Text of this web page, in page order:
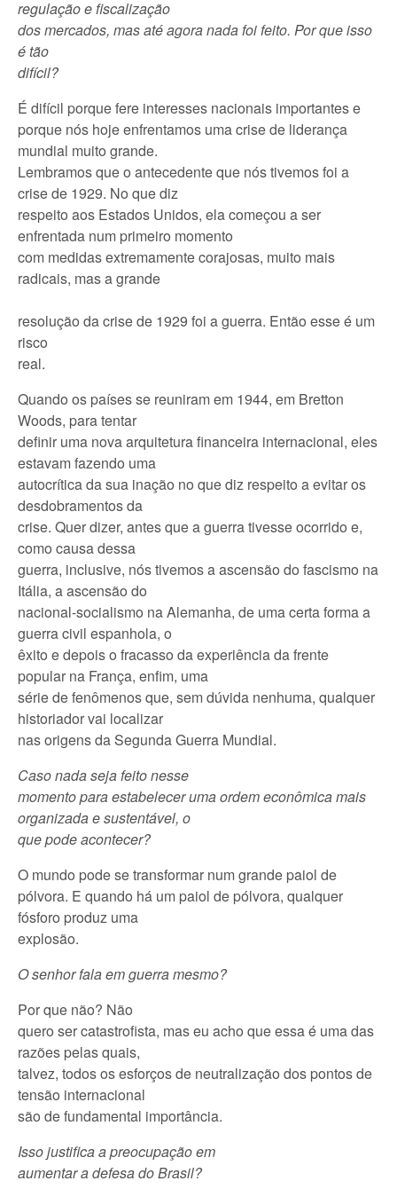
regulação e fiscalização
dos mercados, mas até agora nada foi feito. Por que isso
é tão
difícil?
É difícil porque fere interesses nacionais importantes e
porque nós hoje enfrentamos uma crise de liderança
mundial muito grande.
Lembramos que o antecedente que nós tivemos foi a
crise de 1929. No que diz
respeito aos Estados Unidos, ela começou a ser
enfrentada num primeiro momento
com medidas extremamente corajosas, muito mais
radicais, mas a grande
resolução da crise de 1929 foi a guerra. Então esse é um
risco
real.
Quando os países se reuniram em 1944, em Bretton
Woods, para tentar
definir uma nova arquitetura financeira internacional, eles
estavam fazendo uma
autocrítica da sua inação no que diz respeito a evitar os
desdobramentos da
crise. Quer dizer, antes que a guerra tivesse ocorrido e,
como causa dessa
guerra, inclusive, nós tivemos a ascensão do fascismo na
Itália, a ascensão do
nacional-socialismo na Alemanha, de uma certa forma a
guerra civil espanhola, o
êxito e depois o fracasso da experiência da frente
popular na França, enfim, uma
série de fenômenos que, sem dúvida nenhuma, qualquer
historiador vai localizar
nas origens da Segunda Guerra Mundial.
Caso nada seja feito nesse
momento para estabelecer uma ordem econômica mais
organizada e sustentável, o
que pode acontecer?
O mundo pode se transformar num grande paiol de
pólvora. E quando há um paiol de pólvora, qualquer
fósforo produz uma
explosão.
O senhor fala em guerra mesmo?
Por que não? Não
quero ser catastrofista, mas eu acho que essa é uma das
razões pelas quais,
talvez, todos os esforços de neutralização dos pontos de
tensão internacional
são de fundamental importância.
Isso justifica a preocupação em
aumentar a defesa do Brasil?